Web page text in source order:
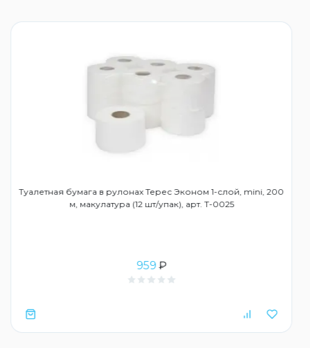
Туалетная бумага в рулонах Терес Эконом 1-слой, mini, 200
м, макулатура (12 шт/упак), арт. Т-0025
959₽